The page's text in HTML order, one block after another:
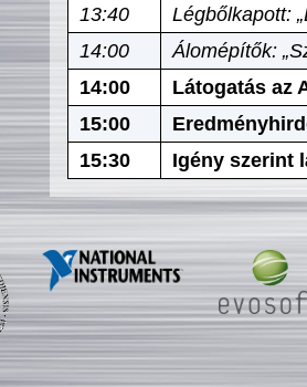
13:40
Légbőlkapott:
14:00
Álomépítők:
14:00
Látogatás az
15:00
15:30
Igény szerint